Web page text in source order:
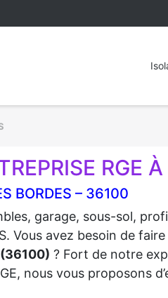
RGE
BORDES – 36100
garage, sous-sol,
Vous avez besoin de
(36100) ? Fort de notre
nous vous proposons